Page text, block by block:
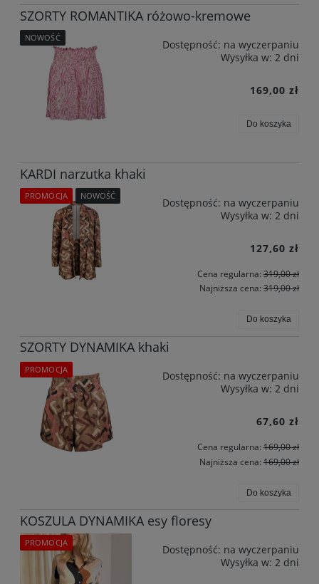
SZORTY ROMANTIKA różowo-kremowe
Dostępność: na wyczerpaniu
Wysyłka w: 2 dni
169,00 zł
Do koszyka
NOWOŚĆ
KARDI narzutka khaki
Dostępność: na wyczerpaniu
Wysyłka w: 2 dni
127,60 zł
Cena regularna: 319,00 zł
Najniższa cena: 319,00 zł
Do koszyka
PROMOCJA NOWOŚĆ
SZORTY DYNAMIKA khaki
Dostępność: na wyczerpaniu
Wysyłka w: 2 dni
67,60 zł
Cena regularna: 169,00 zł
Najniższa cena: 169,00 zł
Do koszyka
PROMOCJA
KOSZULA DYNAMIKA esy floresy
Dostępność: na wyczerpaniu
Wysyłka w: 2 dni
PROMOCJA